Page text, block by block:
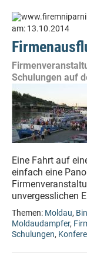
am: 13.10.2014
Schulungen auf
Eine Fahrt auf
einfach eine
unvergesslichen
Themen: Moldau,
Moldaudampfer,
Schulungen,